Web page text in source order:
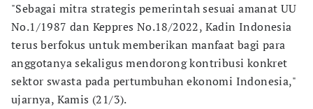
"Sebagai mitra strategis pemerintah sesuai amanat UU
No.1/1987 dan Keppres No.18/2022, Kadin Indonesia
terus berfokus untuk memberikan manfaat bagi para
anggotanya sekaligus mendorong kontribusi konkret
sektor swasta pada pertumbuhan ekonomi Indonesia,"
ujarnya, Kamis (21/3).